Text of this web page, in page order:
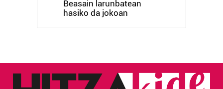
Beasain larunbatean
hasiko da jokoan